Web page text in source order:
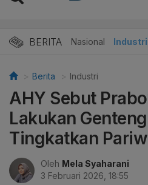
BERITA Nasional Industri
Berita Industri
AHY Sebut
Lakukan
Tingkatkan
Oleh Mela Syaharani
3 Februari 2026, 18:55